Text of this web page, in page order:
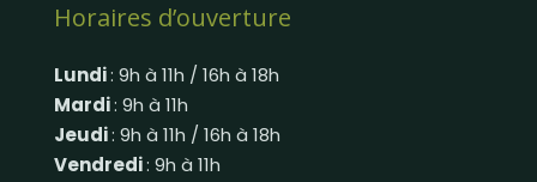
Horaires d’ouverture
Lundi: 9h à 11h / 16h à 18h
Mardi: 9h à 11h
Jeudi: 9h à 11h / 16h à 18h
Vendredi: 9h à 11h